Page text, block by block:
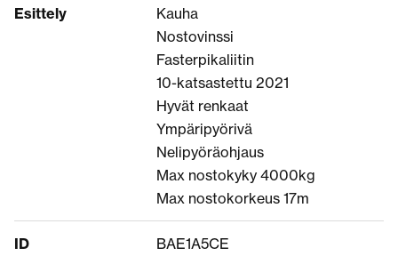
Esittely
Kauha
Nostovinssi
Fasterpikaliitin
10-katsastettu 2021
Hyvät renkaat
Ympäripyörivä
Nelipyöräohjaus
Max nostokyky 4000kg
Max nostokorkeus 17m
ID BAE1A5CE